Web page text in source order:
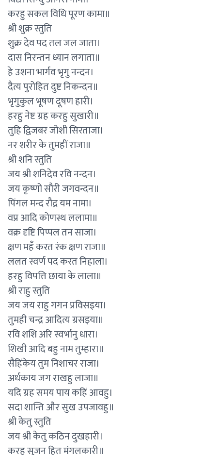
करहु सकल विधि पूरण कामा॥
श्री शुक्र स्तुति
शुक्र देव पद तल जल जाता।
दास निरन्तन ध्यान लगाता॥
हे उशना भार्गव भृगु नन्दन।
दैत्य पुरोहित दुष्ट निकन्दन॥
भृगुकुल भूषण दूषण हारी।
हरहु नेष्ट ग्रह करहु सुखारी॥
तुहि द्विजबर जोशी सिरताजा।
नर शरीर के तुमहीं राजा॥
श्री शनि स्तुति
जय श्री शनिदेव रवि नन्दन।
जय कृष्णो सौरी जगवन्दन॥
पिंगल मन्द रौद्र यम नामा।
वप्र आदि कोणस्थ ललामा॥
वक्र दृष्टि पिप्पल तन साजा।
क्षण महँ करत रंक क्षण राजा॥
ललत स्वर्ण पद करत निहाला।
हरहु विपत्ति छाया के लाला॥
श्री राहु स्तुति
जय जय राहु गगन प्रविसइया।
तुमही चन्द्र आदित्य ग्रसइया॥
रवि शशि अरि स्वर्भानु धारा।
शिखी आदि बहु नाम तुम्हारा॥
सैहिंकेय तुम निशाचर राजा।
अर्धकाय जग राखहु लाजा॥
यदि ग्रह समय पाय कहिं आवहु।
सदा शान्ति और सुख उपजावहु॥
श्री केतु स्तुति
जय श्री केतु कठिन दुखहारी।
करहु सुजन हित मंगलकारी॥